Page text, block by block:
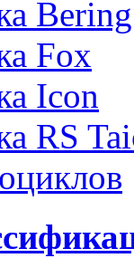
Bering
Fox
Icon
RS